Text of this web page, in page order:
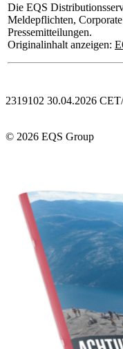
Die EQS
Meldepflichten,
Pressemitteilungen.
Originalinhalt anzeigen:
2319102 30.04.2026
© 2026 EQS Group